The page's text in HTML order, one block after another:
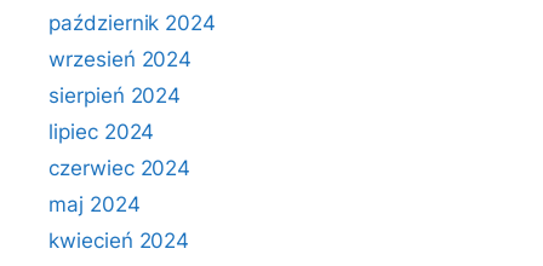
październik 2024
wrzesień 2024
sierpień 2024
lipiec 2024
czerwiec 2024
maj 2024
kwiecień 2024